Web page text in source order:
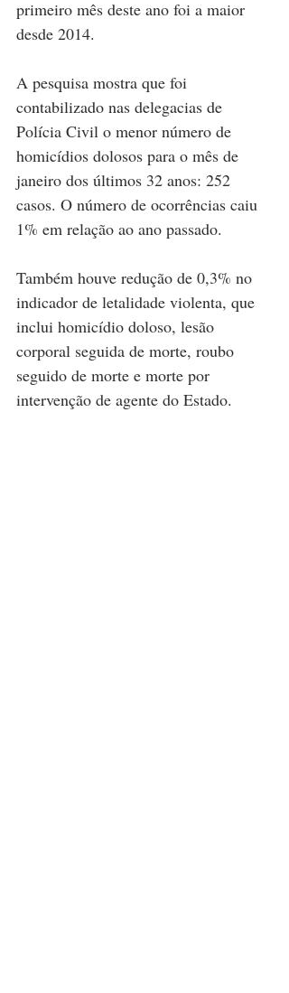
primeiro mês deste ano foi a maior
desde 2014.
A pesquisa mostra que foi
contabilizado nas delegacias de
Polícia Civil o menor número de
homicídios dolosos para o mês de
janeiro dos últimos 32 anos: 252
casos. O número de ocorrências caiu
1% em relação ao ano passado.
Também houve redução de 0,3% no
indicador de letalidade violenta, que
inclui homicídio doloso, lesão
corporal seguida de morte, roubo
seguido de morte e morte por
intervenção de agente do Estado.